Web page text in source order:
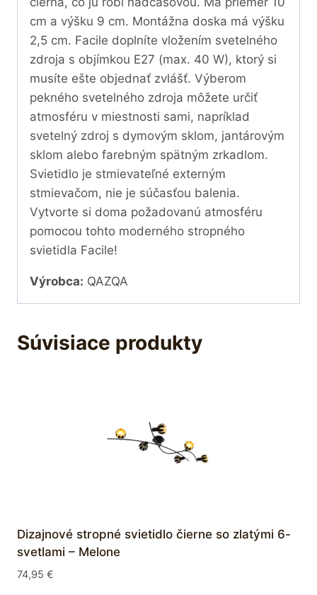
cm a výšku 9 cm. Montážna doska má výšku
2,5 cm. Facile doplníte vložením svetelného
zdroja s objímkou E27 (max. 40 W), ktorý si
musíte ešte objednať zvlášť. Výberom
pekného svetelného zdroja môžete určiť
atmosféru v miestnosti sami, napríklad
svetelný zdroj s dymovým sklom, jantárovým
sklom alebo farebným spätným zrkadlom.
Svietidlo je stmievateľné externým
stmievačom, nie je súčasťou balenia.
Vytvorte si doma požadovanú atmosféru
pomocou tohto moderného stropného
svietidla Facile!
Výrobca: QAZQA
Súvisiace produkty
Dizajnové stropné svietidlo čierne so zlatými 6-
svetlami – Melone
74,95 €